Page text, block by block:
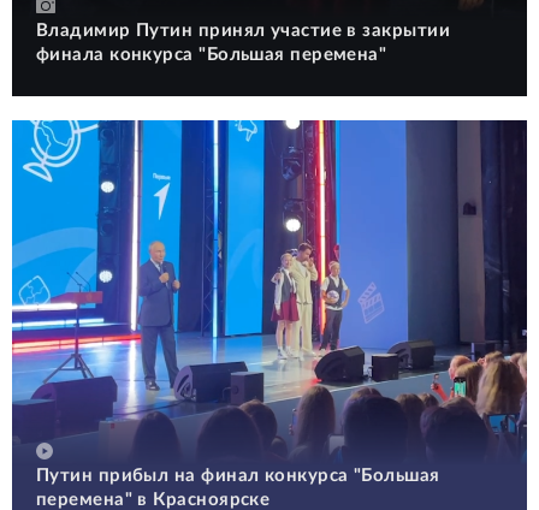
Владимир Путин принял участие в закрытии
финала конкурса "Большая перемена"
Путин прибыл на финал конкурса "Большая
перемена" в Красноярске